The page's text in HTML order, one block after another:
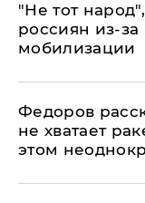
​"Не тот
россиян из-за
мобилизации
Федоров
не хватает
этом